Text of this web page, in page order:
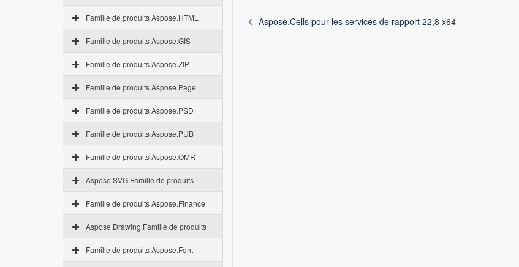
Famille de produits Aspose.HTML
Famille de produits Aspose.GIS
Famille de produits Aspose.ZIP
Famille de produits Aspose.Page
Famille de produits Aspose.PSD
Famille de produits Aspose.PUB
Famille de produits Aspose.OMR
Aspose.SVG Famille de produits
Famille de produits Aspose.Finance
Aspose.Drawing Famille de produits
Famille de produits Aspose.Font
Aspose.Cells pour les services de rapport 22,8 x64